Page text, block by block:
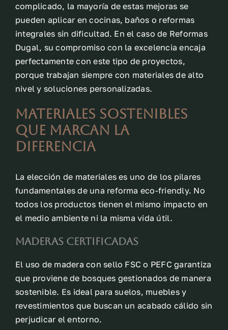
complicado, la mayoría de estas mejoras se
pueden aplicar en cocinas, baños o reformas
integrales sin dificultad. En el caso de Reformas
Dugal, su compromiso con la excelencia encaja
perfectamente con este tipo de proyectos,
porque trabajan siempre con materiales de alto
nivel y soluciones personalizadas.
Materiales sostenibles
que marcan la
diferencia
La elección de materiales es uno de los pilares
fundamentales de una reforma eco-friendly. No
todos los productos tienen el mismo impacto en
el medio ambiente ni la misma vida útil.
Maderas certificadas
El uso de madera con sello FSC o PEFC garantiza
que proviene de bosques gestionados de manera
sostenible. Es ideal para suelos, muebles y
revestimientos que buscan un acabado cálido sin
perjudicar el entorno.